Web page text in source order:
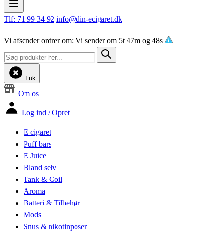
Tlf: 71 99 34 92 info@din-ecigaret.dk
Vi afsender ordrer om: Vi sender om 5t 47m og 47s
Luk
Om os
Log ind / Opret
E cigaret
Puff bars
E Juice
Bland selv
Tank & Coil
Aroma
Batteri & Tilbehør
Mods
Snus & nikotinposer